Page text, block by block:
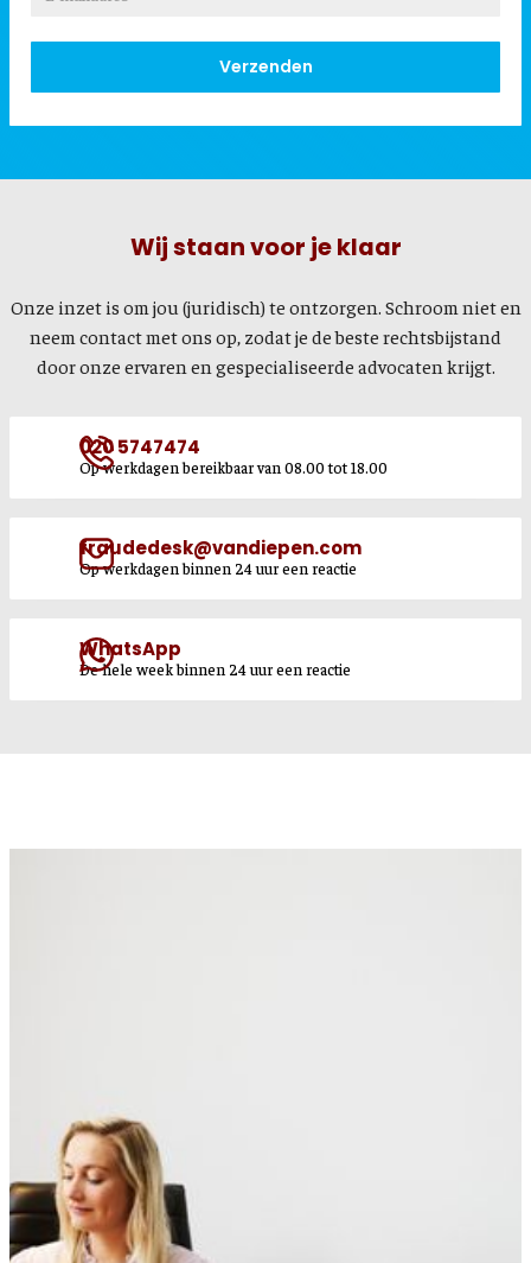
Wij staan voor je klaar
Onze inzet is om jou (juridisch) te ontzorgen. Schroom niet en
neem contact met ons op, zodat je de beste rechtsbijstand
door onze ervaren en gespecialiseerde advocaten krijgt.
020 5747474
Op werkdagen bereikbaar van 08.00 tot 18.00
fraudedesk@vandiepen.com
Op werkdagen binnen 24 uur een reactie
WhatsApp
De hele week binnen 24 uur een reactie